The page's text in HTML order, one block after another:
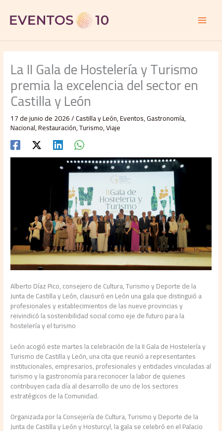
contenido
La II Gala de Hostelería y Turismo
premia la excelencia del sector en
Castilla y León
17 de junio de 2026/Castilla y León,Eventos,Gastronomía,
Nacional,Restauración,Turismo,Viaje
Alberto Díaz Pico, consejero de Cultura, Turismo y Deporte de la
Junta de Castilla y León, clausuró en León una gala que distinguió a
profesionales y establecimientos de las nueve provincias y
reivindicó la sostenibilidad social como eje de futuro para la
hostelería y el turismo
León acogió este martes la celebración de la II Gala de Hostelería y
Turismo de Castilla y León, una cita que reunió a representantes
institucionales, empresarios, profesionales y entidades vinculadas al
turismo y la gastronomía para reconocer la labor de quienes
contribuyen cada día al desarrollo de uno de los sectores
estratégicos de la Comunidad.
Organizada por la Consejería de Cultura, Turismo y Deporte de la
Junta de Castilla y León y Hosturcyl, la gala se celebró en el Palacio